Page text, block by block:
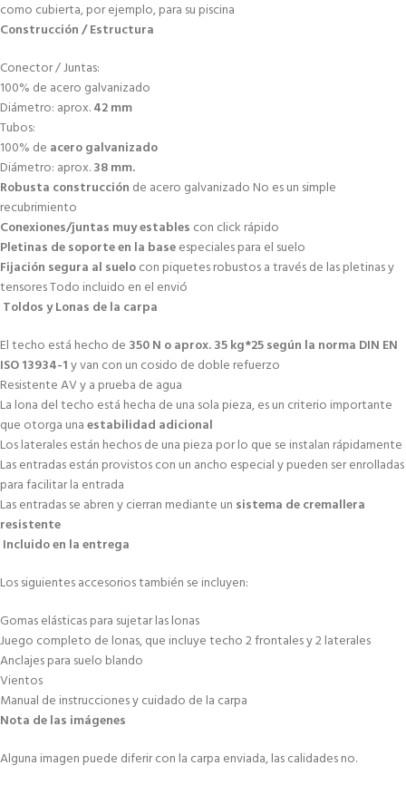
como cubierta, por ejemplo, para su piscina
Construcción / Estructura
Conector / Juntas:
100% de acero galvanizado
Diámetro: aprox.42 mm
Tubos:
100% de acero galvanizado
Diámetro: aprox.38 mm.
Robusta construcción de acero galvanizado No es un simple
recubrimiento
Conexiones/juntas muy estables con click rápido
Pletinas de soporte en la baseespeciales para el suelo
Fijación segura al suelocon piquetes robustos a través de las pletinas y
tensores Todo incluido en el envió
Toldos y Lonas de la carpa
El techo está hecho de 350 N o aprox. 35 kg*25 según la norma DIN EN
ISO 13934-1y van con un cosido de doble refuerzo
Resistente AV y a prueba de agua
La lona del techo está hecha de una sola pieza, es un criterio importante
que otorga unaestabilidad adicional
Los laterales están hechos de una pieza por lo que se instalan rápidamente
Las entradas están provistos con un ancho especial y pueden ser enrolladas
para facilitar la entrada
Las entradas se abren y cierran mediante un sistema de cremallera
resistente
Incluido en la entrega
Los siguientes accesorios también se incluyen:
Gomas elásticas para sujetar las lonas
Juego completo de lonas, que incluye techo 2 frontales y 2 laterales
Anclajes para suelo blando
Vientos
Manual de instrucciones y cuidado de la carpa
Nota de las imágenes
Alguna imagen puede diferir con la carpa enviada, las calidades no.